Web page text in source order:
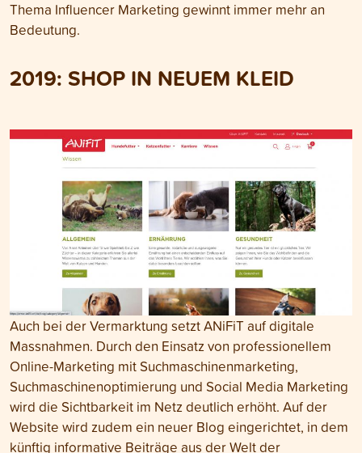
Thema Influencer Marketing gewinnt immer mehr an
Bedeutung.
2019: SHOP IN NEUEM KLEID
Auch bei der Vermarktung setzt ANiFiT auf digitale
Massnahmen. Durch den Einsatz von professionellem
Online-Marketing mit Suchmaschinenmarketing,
Suchmaschinenoptimierung und Social Media Marketing
wird die Sichtbarkeit im Netz deutlich erhöht. Auf der
Website wird zudem ein neuer Blog eingerichtet, in dem
künftig informative Beiträge aus der Welt der